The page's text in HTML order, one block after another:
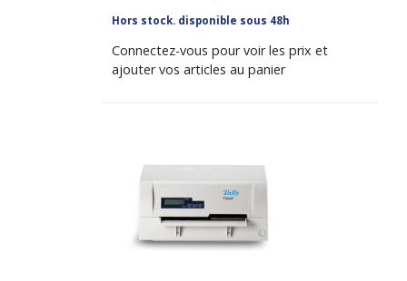
Hors stock. disponible sous 48h
Connectez-vous pour voir les prix et
ajouter vos articles au panier